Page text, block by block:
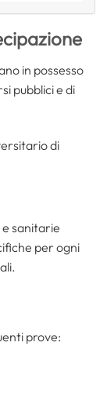
in possesso
pubblici e di
di
sanitarie
per ogni
prove: